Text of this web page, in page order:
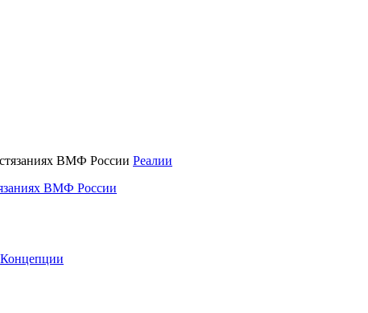
Реалии
ВМФ России
Концепции